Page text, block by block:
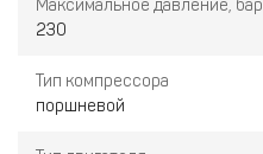
Максимальное давление, бар
230
Тип компрессора
поршневой